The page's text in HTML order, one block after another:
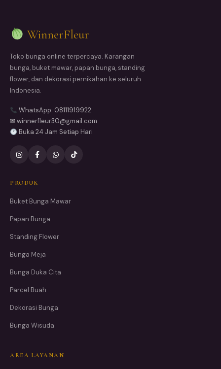
WinnerFleur
Toko bunga online terpercaya. Karangan
bunga, buket mawar, papan bunga, standing
flower, dan dekorasi pernikahan ke seluruh
Indonesia.
WhatsApp: 08111919922
✉ winnerfleur30@gmail.com
Buka 24 Jam Setiap Hari
PRODUK
Buket Bunga Mawar
Papan Bunga
Standing Flower
Bunga Meja
Bunga Duka Cita
Parcel Buah
Dekorasi Bunga
Bunga Wisuda
AREA LAYANAN